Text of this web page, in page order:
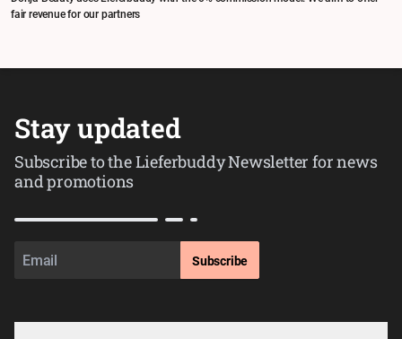
fair revenue for our partners
Stay updated
Subscribe to the Lieferbuddy Newsletter for news
and promotions
Subscribe